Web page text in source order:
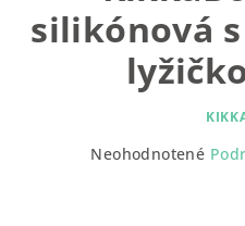
silikónová
Neohodnotené